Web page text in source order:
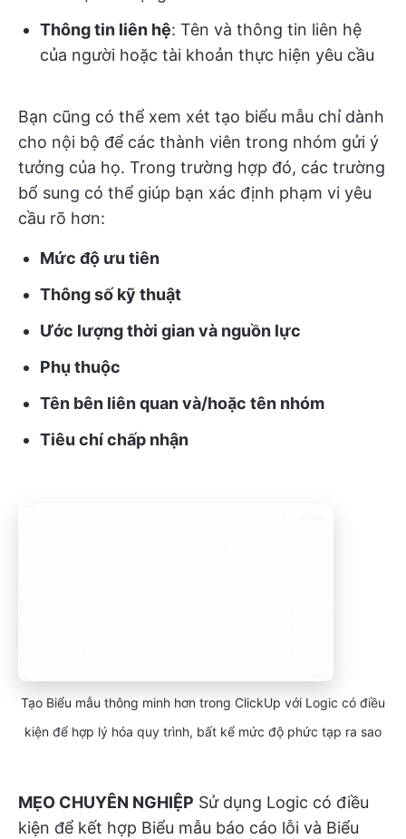
Thông tin liên hệ: Tên và thông tin liên hệ
của người hoặc tài khoản thực hiện yêu cầu
Bạn cũng có thể xem xét tạo biểu mẫu chỉ dành
cho nội bộ để các thành viên trong nhóm gửi ý
tưởng của họ. Trong trường hợp đó, các trường
bổ sung có thể giúp bạn xác định phạm vi yêu
cầu rõ hơn:
Mức độ ưu tiên
Thông số kỹ thuật
Ước lượng thời gian và nguồn lực
Phụ thuộc
Tên bên liên quan và/hoặc tên nhóm
Tiêu chí chấp nhận
Tạo Biểu mẫu thông minh hơn trong ClickUp với Logic có điều
kiện để hợp lý hóa quy trình, bất kể mức độ phức tạp ra sao
MẸO CHUYÊN NGHIỆP Sử dụng Logic có điều
kiện để kết hợp Biểu mẫu báo cáo lỗi và Biểu